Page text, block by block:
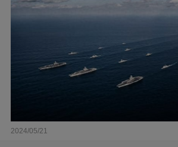
2024/05/21